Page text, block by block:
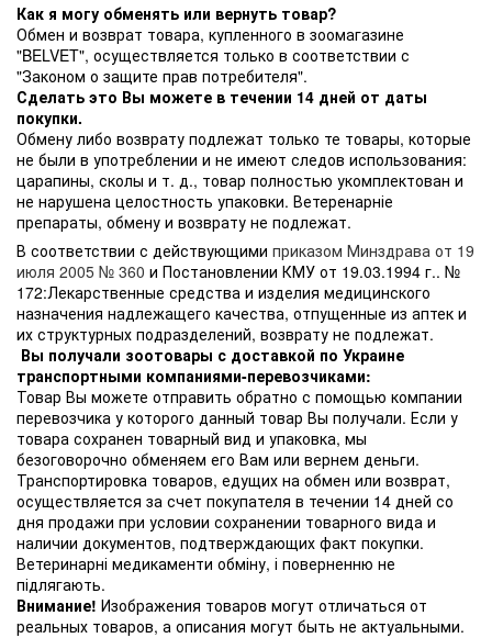
Как я могу обменять или вернуть товар?
Обмен и возврат товара, купленного в зоомагазине
"BELVET", осуществляется только в соответствии с
"Законом о защите прав потребителя".
Сделать это Вы можете в течении 14 дней от даты
покупки.
Обмену либо возврату подлежат только те товары, которые
не были в употреблении и не имеют следов использования:
царапины, сколы и т. д., товар полностью укомплектован и
не нарушена целостность упаковки. Ветеренарніе
препараты, обмену и возврату не подлежат.
В соответствии с действующими приказом Минздрава от 19
июля 2005 № 360 и Постановлении КМУ от 19.03.1994 г.. №
172:Лекарственные средства и изделия медицинского
назначения надлежащего качества, отпущенные из аптек и
их структурных подразделений, возврату не подлежат.
Вы получали зоотовары с доставкой по Украине
транспортными компаниями-перевозчиками:
Товар Вы можете отправить обратно с помощью компании
перевозчика у которого данный товар Вы получали. Если у
товара сохранен товарный вид и упаковка, мы
безоговорочно обменяем его Вам или вернем деньги.
Транспортировка товаров, едущих на обмен или возврат,
осуществляется за счет покупателя в течении 14 дней со
дня продажи при условии сохранении товарного вида и
наличии документов, подтверждающих факт покупки.
Ветеринарні медикаменти обміну, і поверненню не
підлягають.
Внимание! Изображения товаров могут отличаться от
реальных товаров, а описания могут быть не актуальными.